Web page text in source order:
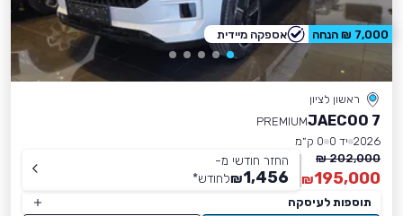
ראשון לציון
JAECOO 7
PREMIUM
2026 יד 0
0 ק״מ
202,000 ₪
195,000
₪
החזר חודשי מ-
1,456
₪לחודש*
תוספות לעיסקה
7,000 ₪ הנחה אספקה מיידית